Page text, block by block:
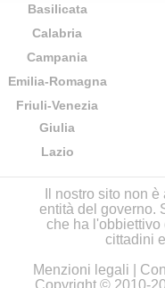
Basilicata
Calabria
Campania
Emilia-Romagna
Friuli-Venezia
Giulia
Lazio
Il nostro sito non
entità del governo.
che ha l'obbiettivo
cittadini
Menzioni legali